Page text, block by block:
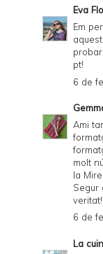
Eva
Em
probar.
pt!
6 de
Ami
molt
la
Segur
veritat!
6 de
La